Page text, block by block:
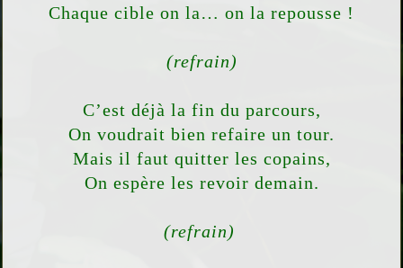
Chaque cible on la… on la repousse !
(refrain)
C’est déjà la fin du parcours,
On voudrait bien refaire un tour.
Mais il faut quitter les copains,
On espère les revoir demain.
(refrain)